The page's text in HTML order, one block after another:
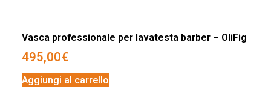
Vasca professionale per lavatesta barber – OliFig
495,00€
Aggiungi al carrello